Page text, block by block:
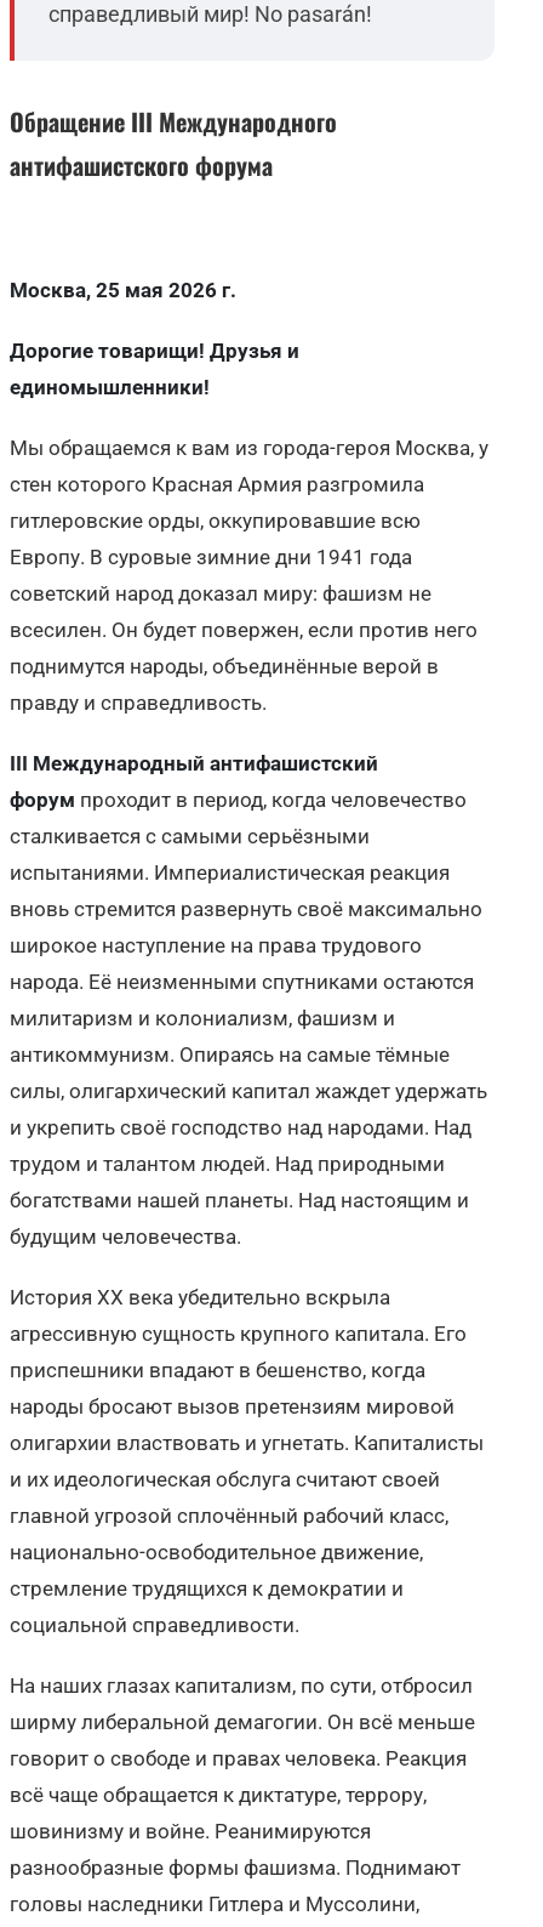
справедливый мир! No pasarán!
Обращение III Международного
антифашистского форума
Москва, 25 мая 2026 г.
Дорогие товарищи! Друзья и
единомышленники!
Мы обращаемся к вам из города-героя Москва, у
стен которого Красная Армия разгромила
гитлеровские орды, оккупировавшие всю
Европу. В суровые зимние дни 1941 года
советский народ доказал миру: фашизм не
всесилен. Он будет повержен, если против него
поднимутся народы, объединённые верой в
правду и справедливость.
III Международный антифашистский
форум проходит в период, когда человечество
сталкивается с самыми серьёзными
испытаниями. Империалистическая реакция
вновь стремится развернуть своё максимально
широкое наступление на права трудового
народа. Её неизменными спутниками остаются
милитаризм и колониализм, фашизм и
антикоммунизм. Опираясь на самые тёмные
силы, олигархический капитал жаждет удержать
и укрепить своё господство над народами. Над
трудом и талантом людей. Над природными
богатствами нашей планеты. Над настоящим и
будущим человечества.
История XX века убедительно вскрыла
агрессивную сущность крупного капитала. Его
приспешники впадают в бешенство, когда
народы бросают вызов претензиям мировой
олигархии властвовать и угнетать. Капиталисты
и их идеологическая обслуга считают своей
главной угрозой сплочённый рабочий класс,
национально-освободительное движение,
стремление трудящихся к демократии и
социальной справедливости.
На наших глазах капитализм, по сути, отбросил
ширму либеральной демагогии. Он всё меньше
говорит о свободе и правах человека. Реакция
всё чаще обращается к диктатуре, террору,
шовинизму и войне. Реанимируются
разнообразные формы фашизма. Поднимают
головы наследники Гитлера и Муссолини,